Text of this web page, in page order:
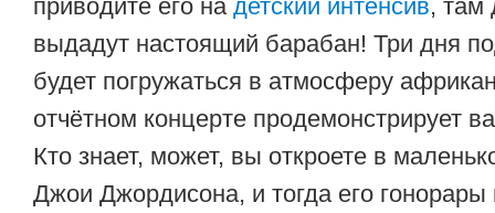
приводите его на детский интенсив, там
выдадут настоящий барабан! Три дня
будет погружаться в атмосферу
отчётном концерте продемонстрирует
Кто знает, может, вы откроете в
Джои Джордисона, и тогда его